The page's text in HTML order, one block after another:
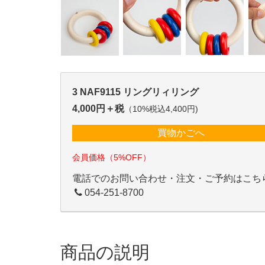
3 NAF9115 リングリィリング
4,000円＋税（10%税込4,400円)
買物かごへ
会員価格（5%OFF）
電話でのお問い合わせ・注文・ご予約はこち
054-251-8700
商品の説明